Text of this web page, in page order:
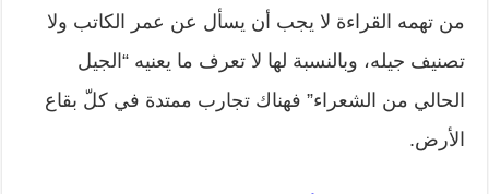
من تهمه القراءة لا يجب أن يسأل عن عمر الكاتب ولا
تصنيف جيله، وبالنسبة لها لا تعرف ما يعنيه “الجيل
الحالي من الشعراء” فهناك تجارب ممتدة في كلّ بقاع
الأرض.